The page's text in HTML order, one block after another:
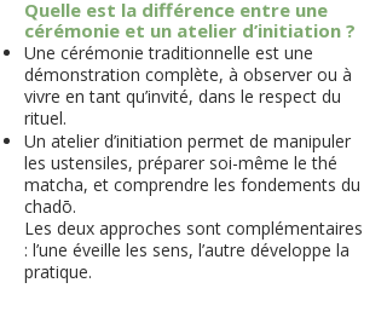
Quelle est la différence entre une
cérémonie et un atelier d’initiation ?
Une cérémonie traditionnelle est une
démonstration complète, à observer ou à
vivre en tant qu’invité, dans le respect du
rituel.
Un atelier d’initiation permet de manipuler
les ustensiles, préparer soi-même le thé
matcha, et comprendre les fondements du
chadō.
Les deux approches sont complémentaires
: l’une éveille les sens, l’autre développe la
pratique.